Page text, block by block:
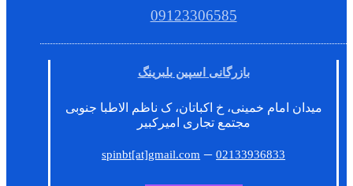
09123306585
بازرگانی اسپین بلبرینگ
میدان امام خمینی، خ اکباتان، ک ناظم الاطبا جنوبی
مجتمع تجاری امیرکبیر
spinbt[at]gmail.com –02133936833